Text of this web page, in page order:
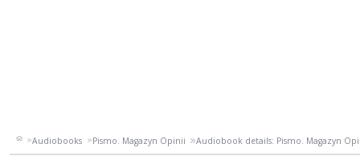
Audiobooks Pismo. Magazyn Opinii Audiobook details: Pismo. Magazyn